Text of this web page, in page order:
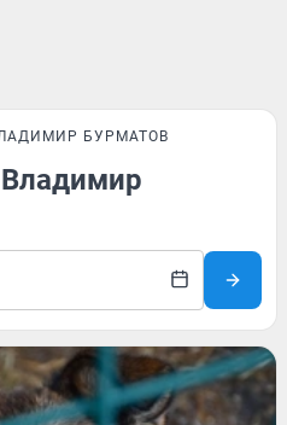
БУРМАТОВ
Владимир